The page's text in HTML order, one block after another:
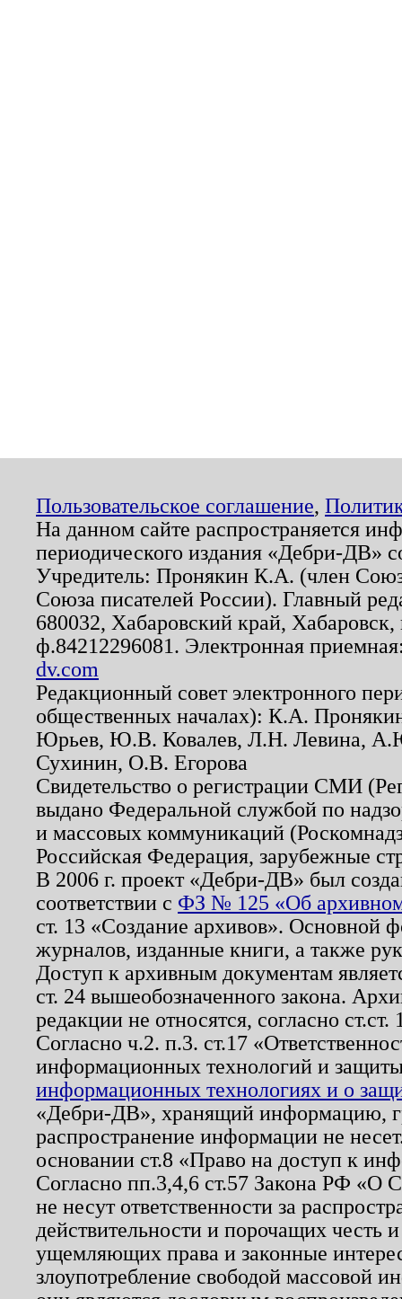
Пользовательское соглашение,
На данном сайте распространяется
периодического издания «Дебри-ДВ»
Учредитель: Пронякин К.А. (член
Союза писателей России). Главный
680032, Хабаровский край,
ф.84212296081. Электронная
dv.com
Редакционный совет электронного
общественных началах): К.А.
Юрьев, Ю.В. Ковалев, Л.Н. Левина,
Сухинин, О.В. Егорова
Свидетельство о регистрации СМИ
выдано Федеральной службой по
и массовых коммуникаций
Российская Федерация, зарубежные
В 2006 г. проект «Дебри-ДВ» был
соответствии с ФЗ № 125 «Об
ст. 13 «Создание архивов». Основной
журналов, изданные книги, а также
Доступ к архивным документам
ст. 24 вышеобозначенного закона.
редакции не относятся, согласно
Согласно ч.2. п.3. ст.17
информационных технологий и
информационных технологиях и о
«Дебри-ДВ», хранящий информацию,
распространение информации не
основании ст.8 «Право на доступ к
Согласно пп.3,4,6 ст.57 Закона РФ «О
не несут ответственности за
действительности и порочащих честь
ущемляющих права и законные
злоупотребление свободой массовой